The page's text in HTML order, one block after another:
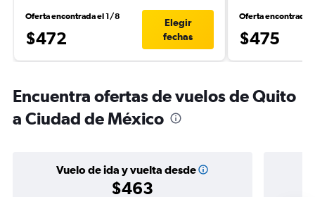
Oferta encontrada el 1/8
$472
Elegir
fechas
Oferta encontrada
$475
Encuentra ofertas de vuelos de Quito
a Ciudad de México
Vuelo de ida y vuelta desde
$463